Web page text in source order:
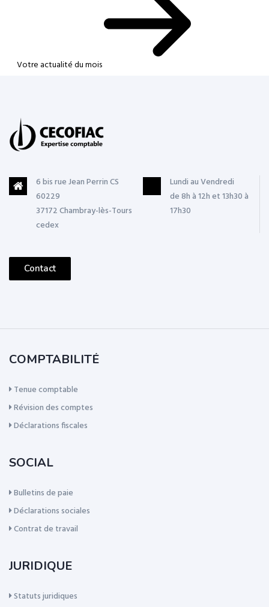
Votre actualité du mois
6 bis rue Jean Perrin CS
60229
37172 Chambray-lès-Tours
cedex
Lundi au Vendredi
de 8h à 12h et 13h30 à
17h30
Contact
COMPTABILITÉ
Tenue comptable
Révision des comptes
Déclarations fiscales
SOCIAL
Bulletins de paie
Déclarations sociales
Contrat de travail
JURIDIQUE
Statuts juridiques